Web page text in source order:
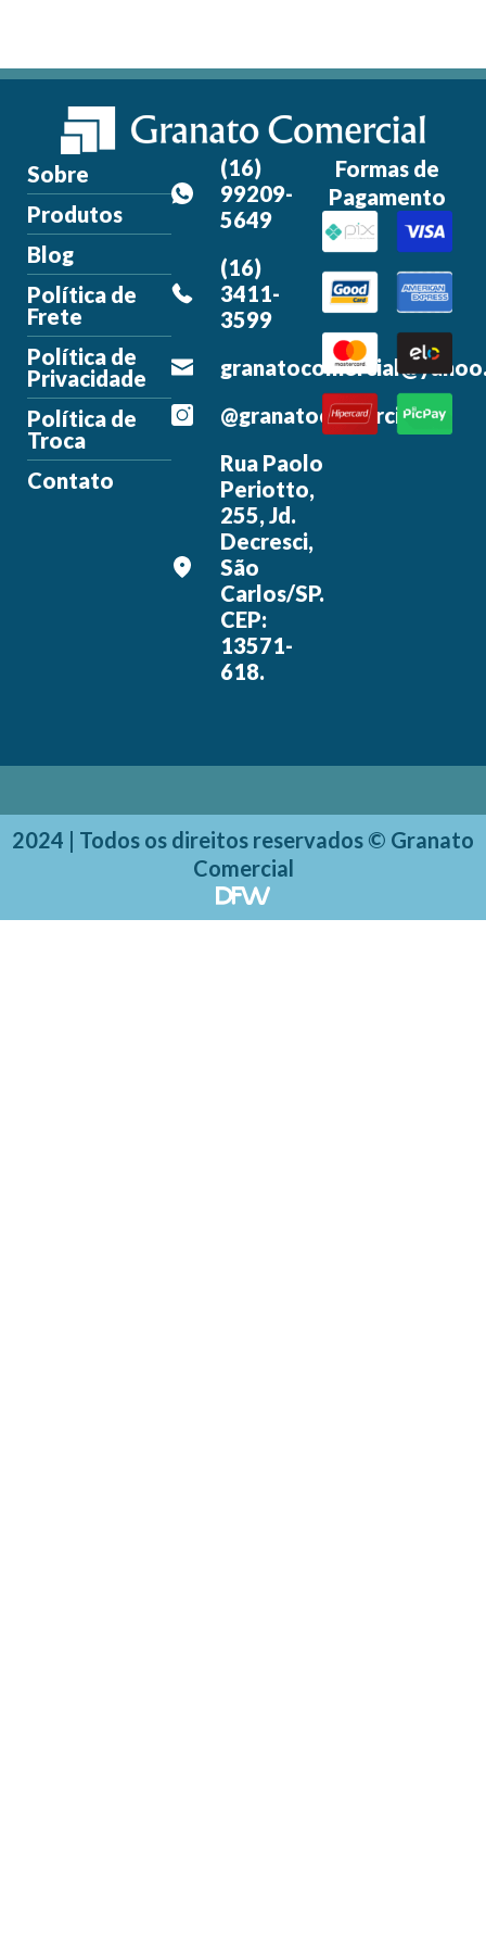
Sobre
Produtos
Blog
Política de
Frete
Política de
Privacidade
Política de
Troca
Contato
(16)
99209-
5649
(16)
3411-
3599
@granatocomercial
Rua Paolo
Periotto,
255, Jd.
Decresci,
São
Carlos/SP.
CEP:
13571-
618.
Formas de
Pagamento
2024 | Todos os direitos reservados © Granato
Comercial